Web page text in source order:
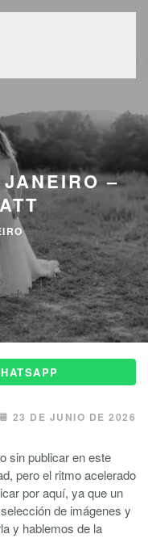
–
📆 23 DE JUNIO DE 2026
sin publicar en este
pero el ritmo acelerado
por aquí, ya que un
de imágenes y
y hablemos de la